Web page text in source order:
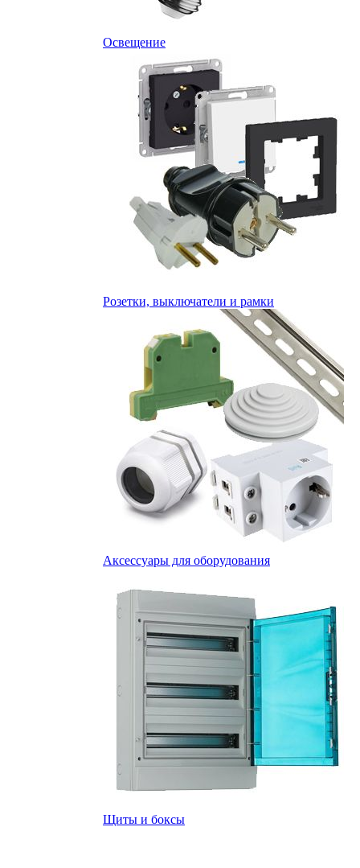
Освещение
Розетки, выключатели и рамки
Аксессуары для оборудования
Щиты и боксы